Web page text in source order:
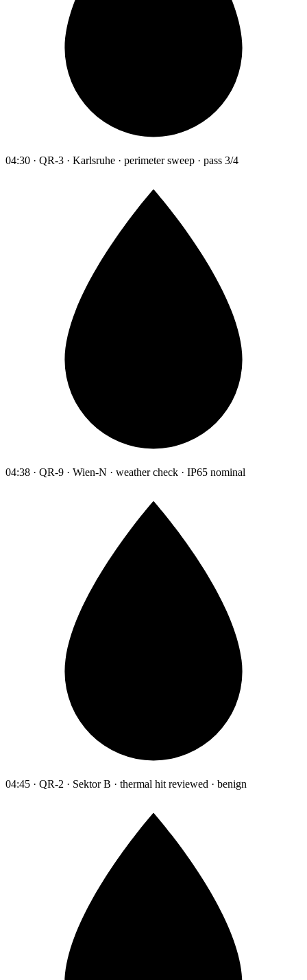
04:30 · QR-3 · Karlsruhe · perimeter sweep · pass 3/4
04:38 · QR-9 · Wien-N · weather check · IP65 nominal
04:45 · QR-2 · Sektor B · thermal hit reviewed · benign